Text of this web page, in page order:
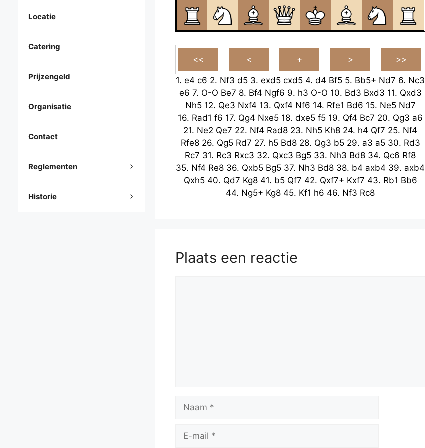
1. e4 c6 2. Nf3 d5 3. exd5 cxd5 4. d4 Bf5 5. Bb5+ Nd7 6. Nc3
e6 7. O-O Be7 8. Bf4 Ngf6 9. h3 O-O 10. Bd3 Bxd3 11. Qxd3
Nh5 12. Qe3 Nxf4 13. Qxf4 Nf6 14. Rfe1 Bd6 15. Ne5 Nd7
16. Rad1 f6 17. Qg4 Nxe5 18. dxe5 f5 19. Qf4 Bc7 20. Qg3 a6
21. Ne2 Qe7 22. Nf4 Rad8 23. Nh5 Kh8 24. h4 Qf7 25. Nf4
Rfe8 26. Qg5 Rd7 27. h5 Bd8 28. Qg3 b5 29. a3 a5 30. Rd3
Rc7 31. Rc3 Rxc3 32. Qxc3 Bg5 33. Nh3 Bd8 34. Qc6 Rf8
35. Nf4 Re8 36. Qxb5 Bg5 37. Nh3 Bd8 38. b4 axb4 39. axb4
Qxh5 40. Qd7 Kg8 41. b5 Qf7 42. Qxf7+ Kxf7 43. Rb1 Bb6
44. Ng5+ Kg8 45. Kf1 h6 46. Nf3 Rc8
Plaats een reactie
mail
Locatie
Catering
Prijzengeld
Organisatie
Contact
Reglementen
Historie